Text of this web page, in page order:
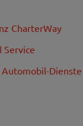
CharterWay
Service
Dienste